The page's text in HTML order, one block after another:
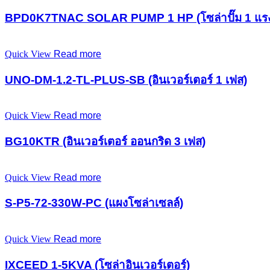
BPD0K7TNAC SOLAR PUMP 1 HP (โซล่าปั๊ม 1 แร
Quick View Read more
UNO-DM-1.2-TL-PLUS-SB (อินเวอร์เตอร์ 1 เฟส)
Quick View Read more
BG10KTR (อินเวอร์เตอร์ ออนกริด 3 เฟส)
Quick View Read more
S-P5-72-330W-PC (แผงโซล่าเซลล์)
Quick View Read more
IXCEED 1-5KVA (โซล่าอินเวอร์เตอร์)